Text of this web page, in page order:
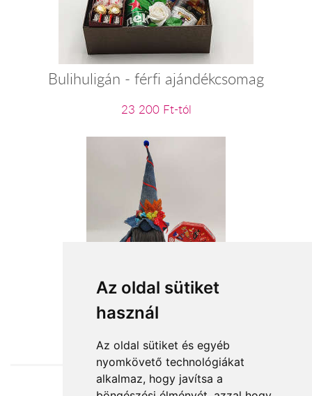
Az oldal sütiket
használ
Az oldal sütiket és egyéb
nyomkövető technológiákat
alkalmaz, hogy javítsa a
Bulihuligán - férfi ajándékcsomag
23 200 Ft-tól
Farmer manócska
13 440 Ft-tól